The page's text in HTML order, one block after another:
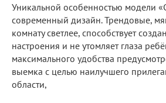
Уникальной особенностью модели
современный дизайн. Трендовые,
комнату светлее, способствует
настроения и не утомляет глаза
максимального удобства
выемка с целью наилучшего
области,